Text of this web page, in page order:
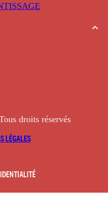
droits réservés
LÉGALES